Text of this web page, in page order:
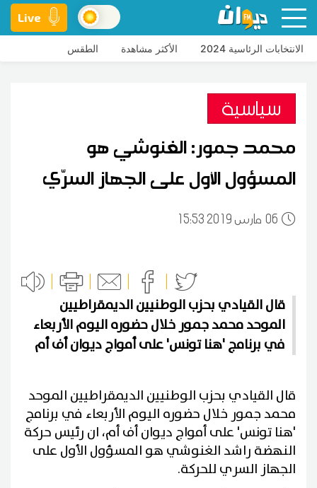
Live
الانتخابات الرئاسية 2024 الأكثر مشاهدة الطقس
سياسية
محمد جمور: الغنوشي هو
المسؤول الأول على الجهاز السرّي
06 15:53 2019 مارس
قال القيادي بحزب الوطنيين الديمقراطيين
الموحد محمد جمور خلال حضوره اليوم الأربعاء
في برنامج 'هنا تونس' على أمواج ديوان أف أم
قال القيادي بحزب الوطنيين الديمقراطيين الموحد
محمد جمور خلال حضوره اليوم الأربعاء في برنامج
'هنا تونس' على أمواج ديوان أف أم، ان رئيس حركة
النهضة راشد الغنوشي هو المسؤول الأول على
الجهاز السري للحركة.